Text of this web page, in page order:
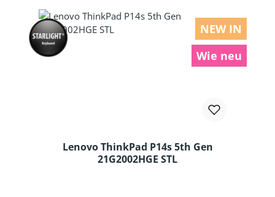
NEW IN
Wie neu
Lenovo ThinkPad P14s 5th Gen
21G2002HGE STL